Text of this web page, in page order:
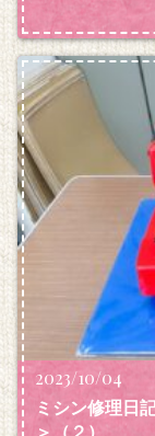
2023/10/04
ミシン修理日
＞（２）